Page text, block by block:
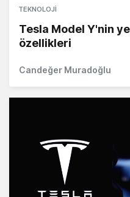
TEKNOLOJI
Tesla Model Y'nin
özellikleri
Candeğer Muradoğlu